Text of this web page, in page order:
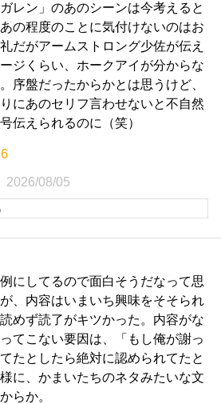
レン」のあのシーンは今考えると
の程度のことに気付けないのはお
だがアームストロング少佐が伝え
ジくらい、ホークアイが分からな
序盤だったからかとは思うけど、
にあのセリフ言わせないと不自然
伝えられるのに（笑）
2026/08/05
にしてるので面白そうだなって思
、内容はいまいち興味をそそられ
めず読了がキツかった。内容がな
てこない要因は、「もし俺が謝っ
たとしたら絶対に認められてたと
に、かまいたちのネタみたいな文
らか。